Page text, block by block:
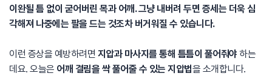
이완될 틈 없이 굳어버린 목과 어깨. 그냥 내버려 두면 증세는 더욱 심
각해져 나중에는 팔을 드는 것조차 버거워질 수 있습니다.
이런 증상을 예방하려면 지압과 마사지를 통해 틈틈이 풀어줘야 하는
데요. 오늘은 어깨 결림을 싹 풀어줄 수 있는 지압법을 소개합니다.